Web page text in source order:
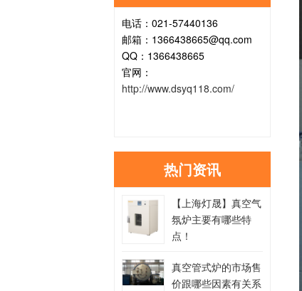
电话：021-57440136
邮箱：1366438665@qq.com
QQ：1366438665
官网：
http://www.dsyq118.com/
热门资讯
【上海灯晟】真空气
氛炉主要有哪些特
点！
真空管式炉的市场售
价跟哪些因素有关系